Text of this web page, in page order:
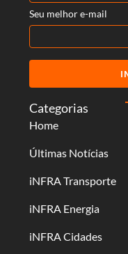
Categorias
Home
Últimas Notícias
iNFRA Transporte
iNFRA Energia
iNFRA Cidades
Seu melhor e-mail